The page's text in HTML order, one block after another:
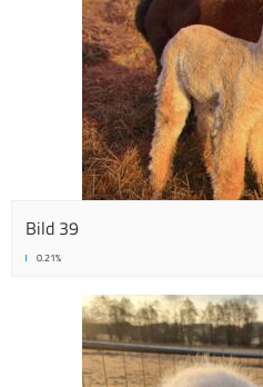
Bild 39
0.21%